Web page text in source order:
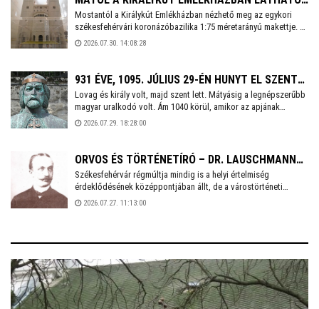
AZ EGYKORI KORONÁZÓBAZILIKA HITELES
MAKETTJE
Mostantól a Királykút Emlékházban nézhető meg az egykori
székesfehérvári koronázóbazilika 1:75 méretarányú makettje. A
hatalmas templom 12. századi állapotát bemutató – még 2013-
önkormányzati képviselő vette át csütörtökön.
2026.07.30. 14:08:28
931 ÉVE, 1095. JÚLIUS 29-ÉN HUNYT EL SZENT
LÁSZLÓ KIRÁLY
Lovag és király volt, majd szent lett. Mátyásig a legnépszerűbb
magyar uralkodó volt. Ám 1040 körül, amikor az apjának
menedéket adó Lengyelországban világra jött, Géza nevű bátyja
évvel ezelőtt e napon hunyt el.
2026.07.29. 18:28:00
ORVOS ÉS TÖRTÉNETÍRÓ – DR. LAUSCHMANN
GYULA, VÁROSÁNAK SZERELMESE
Székesfehérvár régmúltja mindig is a helyi értelmiség
érdeklődésének középpontjában állt, de a várostörténeti
kutatások igazán a 19. század második felében kaptak
írásai és előadásai követtek.
2026.07.27. 11:13:00